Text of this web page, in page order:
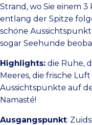
Strand, wo Sie einem
entlang der Spitze
schöne
sogar Seehunde
Highlights: die Ruhe,
Meeres, die frische
Aussichtspunkte auf
Namasté!
Ausgangspunkt: